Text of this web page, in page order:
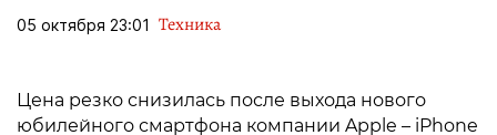
05 октября 23:01 Техника
Цена резко снизилась после выхода нового
юбилейного смартфона компании Apple – iPhone